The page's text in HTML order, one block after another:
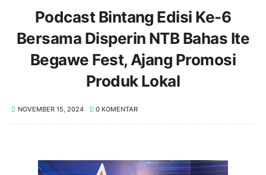
Podcast Bintang Edisi Ke-6
Bersama Disperin NTB Bahas Ite
Begawe Fest, Ajang Promosi
Produk Lokal
NOVEMBER 15, 2024 0 KOMENTAR